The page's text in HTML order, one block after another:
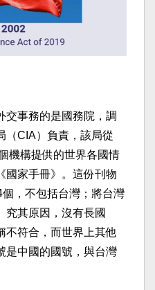
交事務的是國務院，調
（CIA）負責，該局從
機構提供的世界各國情
國家手冊》。這份刊物
，不包括台灣；將台灣
究其原因，沒有長國
不符合，而世界上其他
是中國的國號，與台灣